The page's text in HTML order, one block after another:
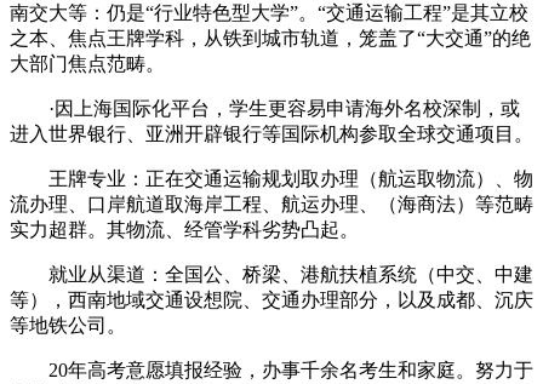
南交大等：仍是“行业特色型大学”。“交通运输工程”是其立校
之本、焦点王牌学科，从铁到城市轨道，笼盖了“大交通”的绝
大部门焦点范畴。
·因上海国际化平台，学生更容易申请海外名校深制，或
进入世界银行、亚洲开辟银行等国际机构参取全球交通项目。
王牌专业：正在交通运输规划取办理（航运取物流）、物
流办理、口岸航道取海岸工程、航运办理、（海商法）等范畴
实力超群。其物流、经管学科劣势凸起。
就业从渠道：全国公、桥梁、港航扶植系统（中交、中建
等），西南地域交通设想院、交通办理部分，以及成都、沉庆
等地铁公司。
20年高考意愿填报经验，办事千余名考生和家庭。努力于